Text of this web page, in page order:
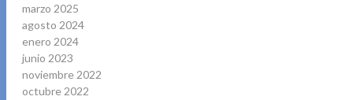
marzo 2025
agosto 2024
enero 2024
junio 2023
noviembre 2022
octubre 2022